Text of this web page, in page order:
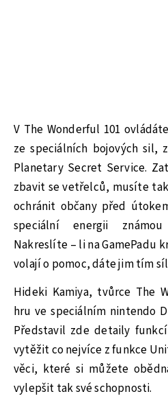
V The Wonderful 101
ze speciálních bojových sil,
Planetary Secret Service.
zbavit se vetřelců, musíte
ochránit občany před
speciální energii známou
Nakreslíte – li na GamePadu
volají o pomoc, dáte jim tím
Hideki Kamiya, tvůrce The
hru ve speciálním nintendo
Představil zde detaily
vytěžit co nejvíce z funkce
věci, které si můžete
vylepšit tak své schopnosti.